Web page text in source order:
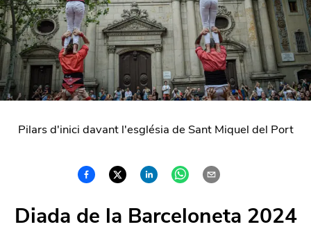
Pilars d'inici davant l'església de Sant Miquel del Port
Diada de la Barceloneta 2024